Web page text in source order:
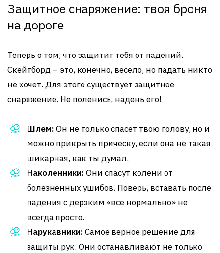
Защитное снаряжение: твоя броня
на дороге
Теперь о том, что защитит тебя от падений.
Скейтборд – это, конечно, весело, но падать никто
не хочет. Для этого существует защитное
снаряжение. Не поленись, надень его!
Шлем: Он не только спасет твою голову, но и
можно прикрыть прическу, если она не такая
шикарная, как ты думал.
Наколенники: Они спасут колени от
болезненных ушибов. Поверь, вставать после
падения с дерзким «все нормально» не
всегда просто.
Нарукавники: Самое верное решение для
защиты рук. Они останавливают не только